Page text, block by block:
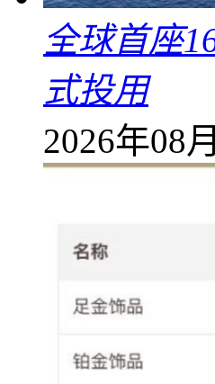
全球首座
式投用
2026年08